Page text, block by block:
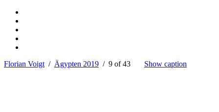
Florian Voigt / Ägypten 2019 / 9 of 43 Show caption